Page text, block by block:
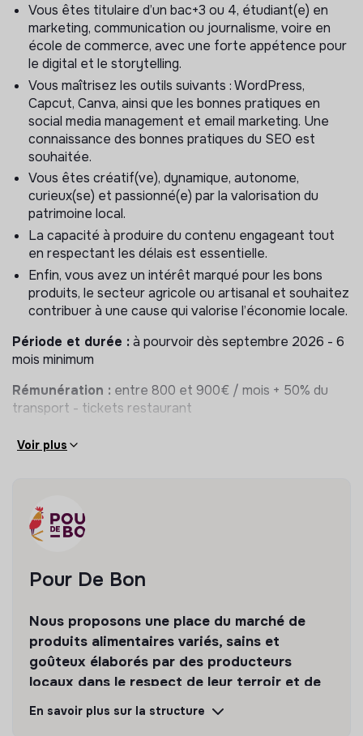
contenu.
Créer des visuels attractifs en utilisant Canva ou
Capcut pour accompagner les publications.
Participer à la gestion des réseaux sociaux en
élaborant une stratégie de communication adaptée
(posts, modération)
Collaborer avec l’équipe pour assurer une cohérence
dans la stratégie digitale et le respect de l’identité
visuelle.
Accompagner l’agence de presse (proposition de
produits en accord avec les temps forts, relecture
des CP, gestion des portages, proposition de
supports pour nourrir l’agence).
Pratiquer la veille concurrentielle
Pourquoi nous rejoindre ?
environnemental.
Une équipe marketing soudée, qui mise sur l’entraide,
l’exigence et la progression collective.
Un cadre de travail sérieux, mais simple et agréable,
Autres informations
6 mois minimum
Rémunération : entre 800 et 900€ par mois + 50% du
transport - tickets restaurant
Grands Boulevards
Pourdebon pour découvrir les produits des
producteurs
Vous êtes titulaire d’un bac+3 ou 4, étudiant(e) en
marketing, communication ou journalisme, voire en
école de commerce, avec une forte appétence pour
le digital et le storytelling.
Vous maîtrisez les outils suivants : WordPress,
Capcut, Canva, ainsi que les bonnes pratiques en
social media management et email marketing. Une
connaissance des bonnes pratiques du SEO est
souhaitée.
Vous êtes créatif(ve), dynamique, autonome,
curieux(se) et passionné(e) par la valorisation du
patrimoine local.
La capacité à produire du contenu engageant tout
en respectant les délais est essentielle.
Enfin, vous avez un intérêt marqué pour les bons
produits, le secteur agricole ou artisanal et souhaitez
contribuer à une cause qui valorise l’économie locale.
Période et durée :à pourvoir dès septembre 2026 - 6
mois minimum
Rémunération : entre 800 et 900€ / mois + 50% du
transport - tickets restaurant
Situation :
Grands Boulevards
pour rejoindre cette aventure enrichissante !
Voir plus
Pour De Bon
Nous proposons une place du marché de
produits alimentaires variés, sains et
goûteux élaborés par des producteurs
locaux dans le respect de leur terroir et de
l’environnement.
En savoir plus sur la structure